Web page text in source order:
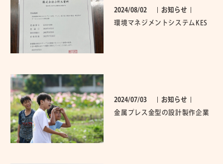
2024/08/02
お知らせ
環境マネジメントシステムKES
2024/07/03
お知らせ
金属プレス金型の設計製作企業